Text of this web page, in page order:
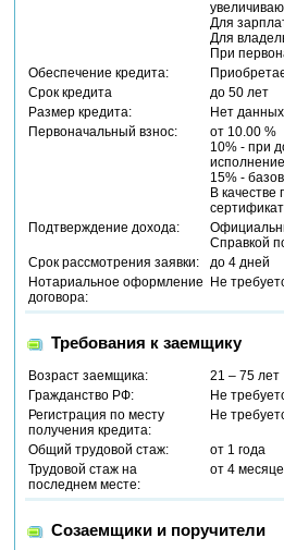
Для
Для
При
Обеспечение кредита:
Срок кредита
до 50 лет
Размер кредита:
Нет данных
Первоначальный взнос:
от 10.00 %
10% - при
15% -
В
сертификат
Подтверждение дохода:
Справкой
Срок рассмотрения заявки:
до 4 дней
Нотариальное оформление
договора:
Не
Требования к заемщику
Возраст заемщика:
21 – 75 лет
Гражданство РФ:
Не
Регистрация по месту
получения кредита:
Не
Общий трудовой стаж:
от 1 года
Трудовой стаж на
последнем месте:
от 4
Созаемщики и поручители